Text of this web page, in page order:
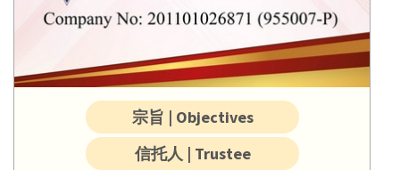
宗旨 | Objectives
信托人 | Trustee